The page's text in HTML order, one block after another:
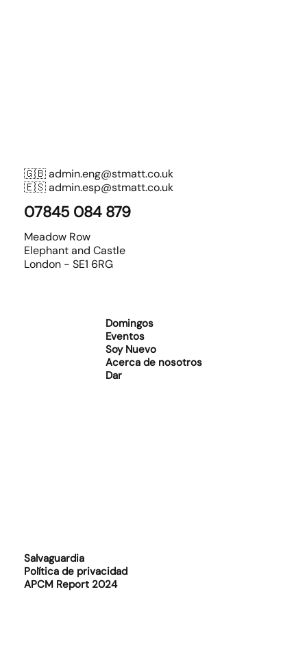
🇬🇧admin.eng@stmatt.co.uk
🇪🇸admin.esp@stmatt.co.uk
07845 084 879
Meadow Row
Elephant and Castle
London - SE1 6RG
Domingos
Eventos
Soy Nuevo
Acerca de nosotros
Dar
Salvaguardia
Política de privacidad
APCM Report 2024